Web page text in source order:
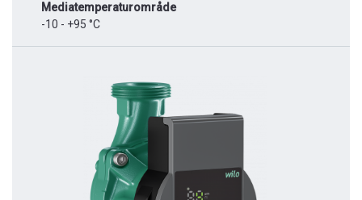
Mediatemperaturområde
-10 - +95 °C